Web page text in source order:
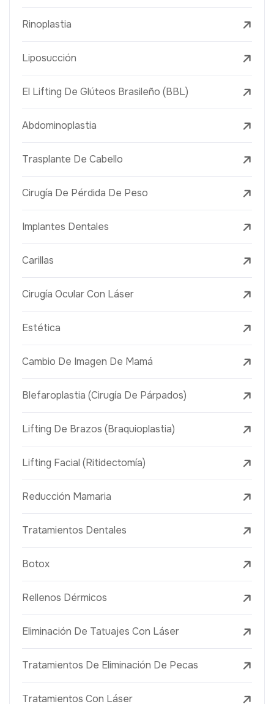
Rinoplastia
Liposucción
El Lifting De Glúteos Brasileño (BBL)
Abdominoplastia
Trasplante De Cabello
Cirugía De Pérdida De Peso
Implantes Dentales
Carillas
Cirugía Ocular Con Láser
Estética
Cambio De Imagen De Mamá
Blefaroplastia (Cirugía De Párpados)
Lifting De Brazos (Braquioplastia)
Lifting Facial (Ritidectomía)
Reducción Mamaria
Tratamientos Dentales
Botox
Rellenos Dérmicos
Eliminación De Tatuajes Con Láser
Tratamientos De Eliminación De Pecas
Tratamientos Con Láser